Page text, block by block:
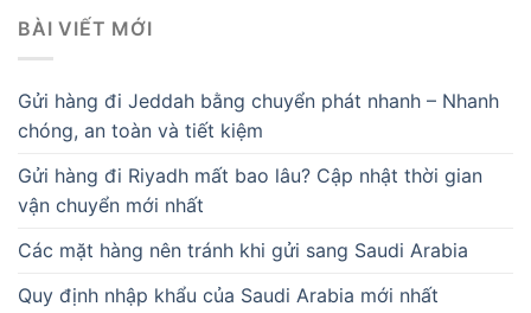
BÀI VIẾT MỚI
Gửi hàng đi Jeddah bằng chuyển phát nhanh – Nhanh
chóng, an toàn và tiết kiệm
Gửi hàng đi Riyadh mất bao lâu? Cập nhật thời gian
vận chuyển mới nhất
Các mặt hàng nên tránh khi gửi sang Saudi Arabia
Quy định nhập khẩu của Saudi Arabia mới nhất